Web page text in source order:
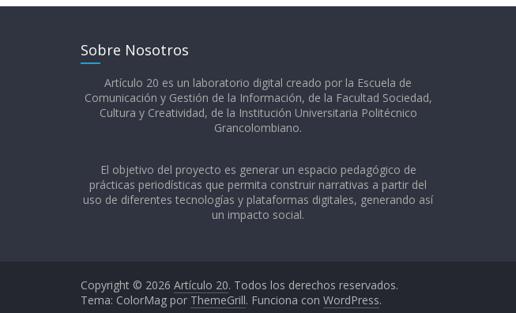
Sobre Nosotros
Artículo 20 es un laboratorio digital creado por la Escuela de
Comunicación y Gestión de la Información, de la Facultad Sociedad,
Cultura y Creatividad, de la Institución Universitaria Politécnico
Grancolombiano.​
El objetivo del proyecto es generar un espacio pedagógico de
prácticas periodísticas que permita construir narrativas a partir del
uso de diferentes tecnologías y plataformas digitales, generando así
un impacto social.
Copyright © 2026 Artículo 20. Todos los derechos reservados.
Tema: ColorMag por ThemeGrill. Funciona con WordPress.